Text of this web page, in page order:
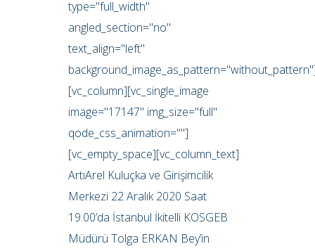
type="full_width"
angled_section="no"
text_align="left"
[vc_column][vc_single_image
image="17147" img_size="full"
qode_css_animation=""]
[vc_empty_space][vc_column_text]
ArtıArel Kuluçka ve Girişimcilik
Merkezi 22 Aralık 2020 Saat
19.00’da İstanbul İkitelli KOSGEB
Müdürü Tolga ERKAN Bey’in